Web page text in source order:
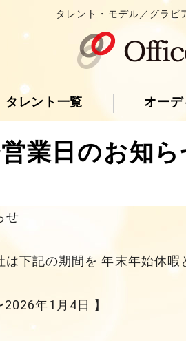
タレント・モデル／グラビ
タレント一覧 オーデ
業日のお知
せ
下記の期間を 年末年始休暇
年1月4日 】